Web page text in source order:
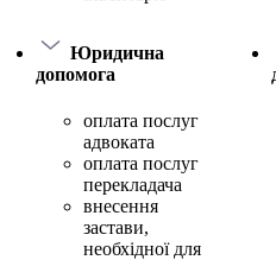
Юридична
допомога
оплата послуг
адвоката
оплата послуг
перекладача
внесення
застави,
необхідної для